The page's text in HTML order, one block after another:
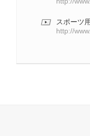
スポーツ
http://